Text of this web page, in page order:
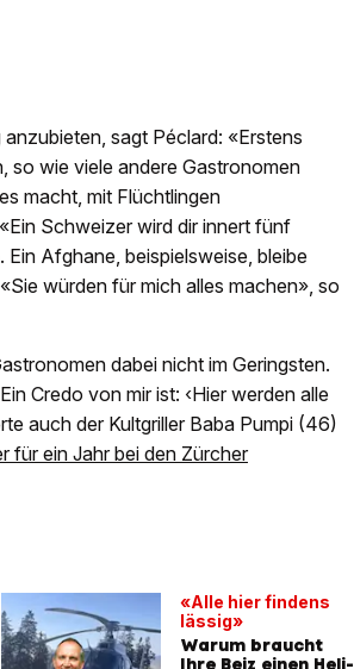
sagt Péclard: «Erstens
so wie viele andere Gastronomen
macht, mit Flüchtlingen
Schweizer wird dir innert fünf
Afghane, beispielsweise, bleibe
würden für mich alles machen», so
dabei nicht im Geringsten.
Credo von mir ist: ‹Hier werden alle
auch der Kultgriller Baba Pumpi (46)
für ein Jahr bei den Zürcher
«Alle hier findens
lässig»
Warum braucht
Ihre Beiz einen Heli-